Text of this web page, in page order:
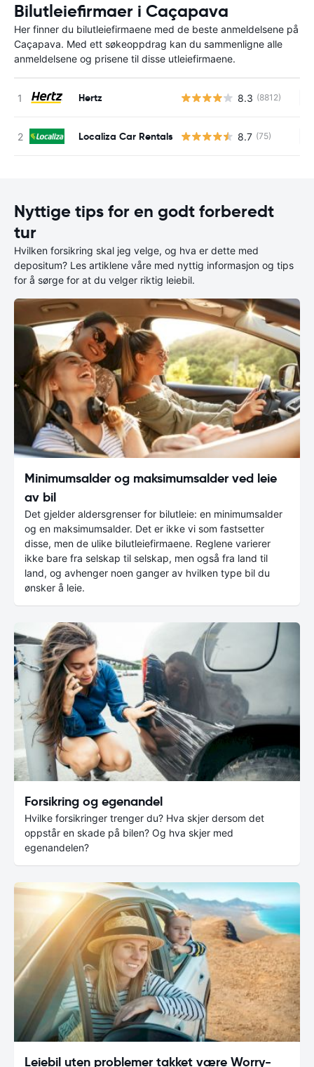
Bilutleiefirmaer i Caçapava
Her finner du bilutleiefirmaene med de beste anmeldelsene på
Caçapava. Med ett søkeoppdrag kan du sammenligne alle
anmeldelsene og prisene til disse utleiefirmaene.
Hertz 8.3 (8812)
Localiza Car Rentals 8.7 (75)
Nyttige tips for en godt forberedt
tur
Hvilken forsikring skal jeg velge, og hva er dette med
depositum? Les artiklene våre med nyttig informasjon og tips
for å sørge for at du velger riktig leiebil.
Minimumsalder og maksimumsalder ved leie
av bil
Det gjelder aldersgrenser for bilutleie: en minimumsalder
og en maksimumsalder. Det er ikke vi som fastsetter
disse, men de ulike bilutleiefirmaene. Reglene varierer
ikke bare fra selskap til selskap, men også fra land til
land, og avhenger noen ganger av hvilken type bil du
ønsker å leie.
Forsikring og egenandel
Hvilke forsikringer trenger du? Hva skjer dersom det
oppstår en skade på bilen? Og hva skjer med
egenandelen?
Leiebil uten problemer takket være Worry-